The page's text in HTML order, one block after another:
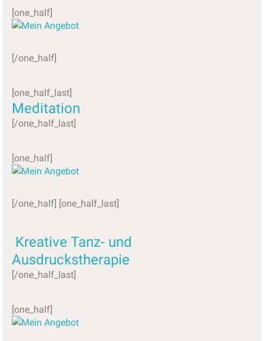
[one_half]
[/one_half]
[one_half_last]
Meditation
[/one_half_last]
[one_half]
[/one_half] [one_half_last]
Kreative Tanz- und
Ausdruckstherapie
[/one_half_last]
[one_half]